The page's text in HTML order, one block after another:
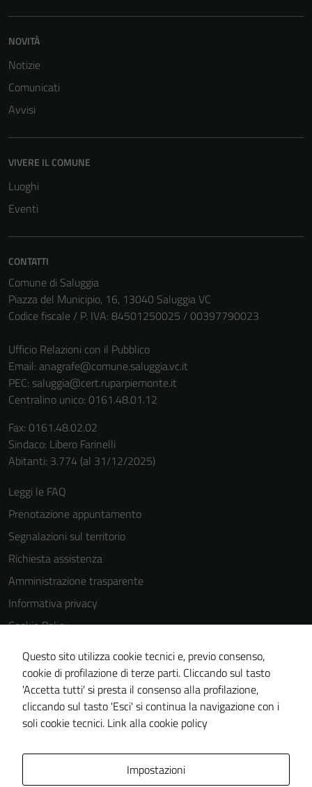
NOVITÀ
Notizie
Comunicati
Avvisi
VIVERE IL COMUNE
Luoghi
Eventi
CONTATTI
Comune di Saluggia
Piazza del Municipio, 16, 13040 Saluggia VC
Codice fiscale / P. IVA: 84501250025 / 00397790023
Ufficio Relazioni con il Pubblico
Email: anagrafe@comune.saluggia.vc.it
PEC: saluggia@cert.ruparpiemonte.it
Centralino unico: 0161.48.01.12
Fax: 0161.48.02.02
Sindaco: Libero Farinelli
Abitanti: 3.774 (al 31/12/2025)
Leggi le FAQ
Prenotazione appuntamento
Segnalazioni sul territorio
Richiesta assistenza
Amministrazione trasparente
Informativa privacy
Cookie Policy
Note legali
Dichiarazione di accessibilità
Piano di miglioramento del sito
Statistiche sito web
Questo sito utilizza cookie tecnici e, previo consenso,
cookie di profilazione di terze parti. Cliccando sul tasto
'Accetta tutti' si presta il consenso alla profilazione,
cliccando sul tasto 'Esci' si continua la navigazione con i
soli cookie tecnici. Link alla cookie policy
Impostazioni
funzionamento
non raccolgono